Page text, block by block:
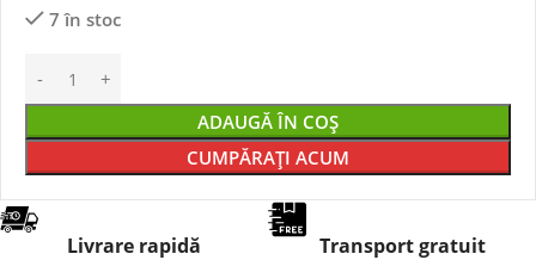
7 în stoc
ADAUGĂ ÎN COȘ
CUMPĂRAȚI ACUM
Livrare rapidă Transport gratuit